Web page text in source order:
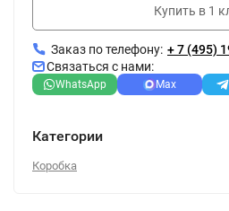
Купить в 1
Заказ по телефону: + 7 (495)
Связаться с нами:
WhatsApp Max
Категории
Коробка